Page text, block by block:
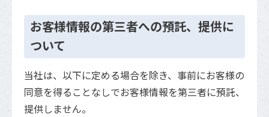
お客様情報の第三者への預託、提供に
ついて
当社は、以下に定める場合を除き、事前にお客様の
同意を得ることなしでお客様情報を第三者に預託、
提供しません。